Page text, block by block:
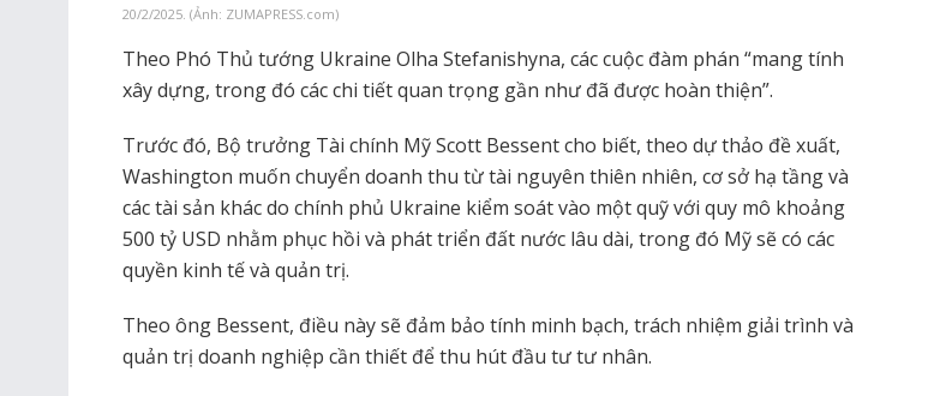
20/2/2025. (Ảnh: ZUMAPRESS.com)
Theo Phó Thủ tướng Ukraine Olha Stefanishyna, các cuộc đàm phán “mang tính
xây dựng, trong đó các chi tiết quan trọng gần như đã được hoàn thiện”.
Trước đó, Bộ trưởng Tài chính Mỹ Scott Bessent cho biết, theo dự thảo đề xuất,
Washington muốn chuyển doanh thu từ tài nguyên thiên nhiên, cơ sở hạ tầng và
các tài sản khác do chính phủ Ukraine kiểm soát vào một quỹ với quy mô khoảng
500 tỷ USD nhằm phục hồi và phát triển đất nước lâu dài, trong đó Mỹ sẽ có các
quyền kinh tế và quản trị.
Theo ông Bessent, điều này sẽ đảm bảo tính minh bạch, trách nhiệm giải trình và
quản trị doanh nghiệp cần thiết để thu hút đầu tư tư nhân.